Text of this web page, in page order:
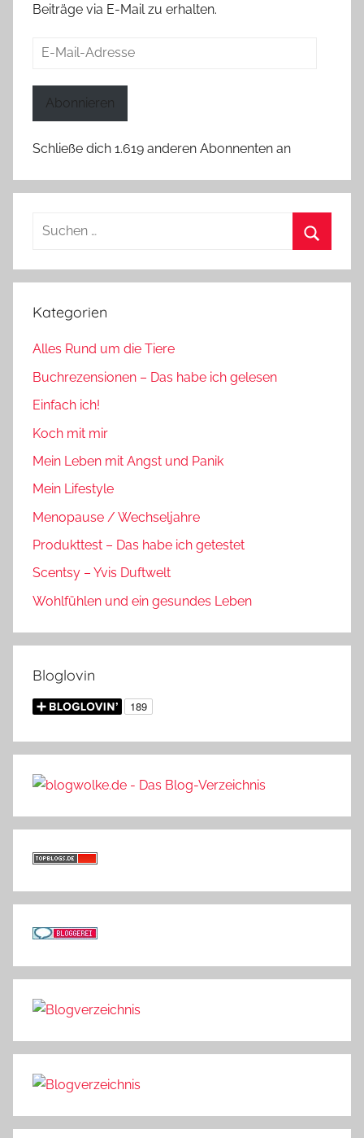
Beiträge via E-Mail zu erhalten.
E-
Abonnieren
Schließe dich 1.619 anderen Abonnenten an
Suchen
Kategorien
Alles Rund um die Tiere
Buchrezensionen – Das habe ich gelesen
Einfach ich!
Koch mit mir
Mein Leben mit Angst und Panik
Mein Lifestyle
Menopause / Wechseljahre
Produkttest – Das habe ich getestet
Scentsy – Yvis Duftwelt
Wohlfühlen und ein gesundes Leben
Bloglovin